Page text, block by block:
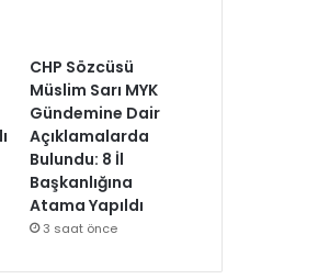
CHP Sözcüsü
Müslim Sarı MYK
Gündemine Dair
Açıklamalarda
Bulundu: 8 İl
Başkanlığına
Atama Yapıldı
3 saat önce